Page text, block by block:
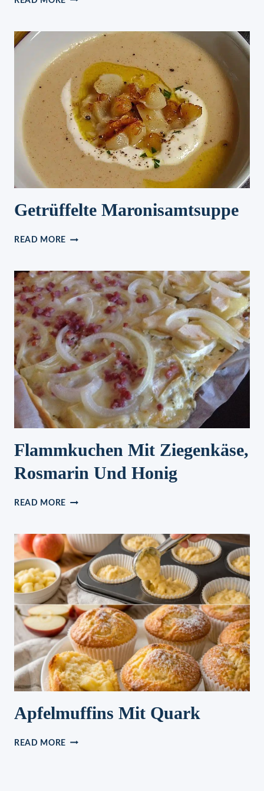
KARTOFFELN,
GERÄUCHERTEM
SPECK
UND
ZWIEBELN
Getrüffelte Maronisamtsuppe
READ MORE GETRÜFFELTE
Flammkuchen Mit Ziegenkäse,
Rosmarin Und Honig
READ MORE FLAMMKUCHEN
ROSMARIN
UND
HONIG
Apfelmuffins Mit Quark
READ MORE APFELMUFFINS